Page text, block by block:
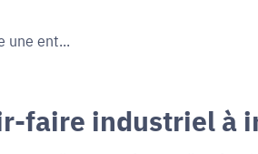
une ent...
faire industriel à